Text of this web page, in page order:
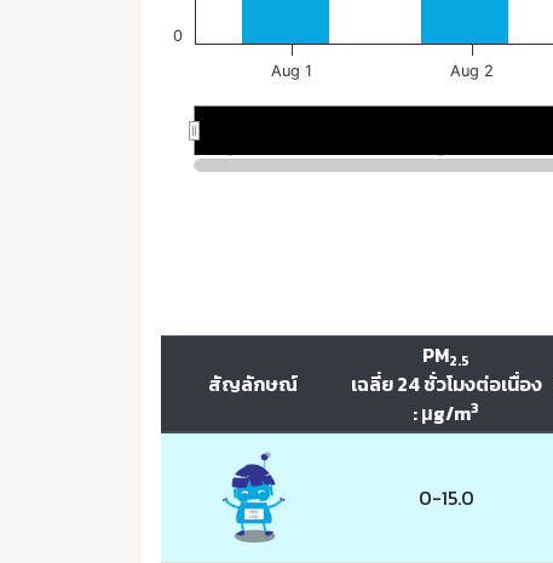
สัญลักษณ์
PM2.5
เฉลี่ย 24 ชั่วโมงต่อเนื่อง
: μg/m3
0-15.0